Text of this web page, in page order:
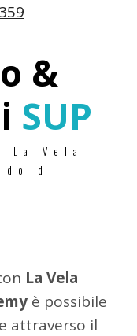
&
SUP
La Vela
di
La Vela
è possibile
attraverso il